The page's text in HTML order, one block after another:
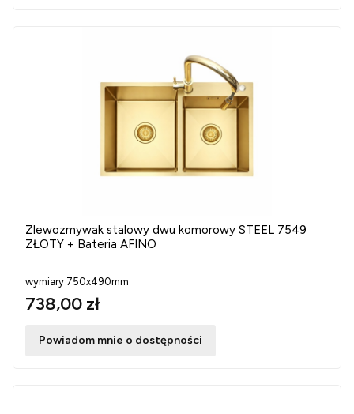
Zlewozmywak stalowy dwu komorowy STEEL 7549
ZŁOTY + Bateria AFINO
wymiary 750x490mm
738,00 zł
Powiadom mnie o dostępności